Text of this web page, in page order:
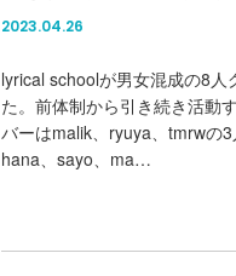
2023.04.26
lyrical schoolが男女混成の8人
た。前体制から引き続き活動
バーはmalik、ryuya、tmrwの3
hana、sayo、ma…